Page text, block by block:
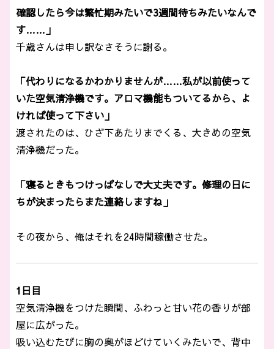
確認したら今は繁忙期みたいで3週間待ちみたいなんで
す……」
千歳さんは申し訳なさそうに謝る。
「代わりになるかわかりませんが……私が以前使って
いた空気清浄機です。アロマ機能もついてるから、よ
ければ使って下さい」
渡されたのは、ひざ下あたりまでくる、大きめの空気
清浄機だった。
「寝るときもつけっぱなしで大丈夫です。修理の日に
ちが決まったらまた連絡しますね」
その夜から、俺はそれを24時間稼働させた。
1日目
空気清浄機をつけた瞬間、ふわっと甘い花の香りが部
屋に広がった。
吸い込むたびに胸の奥がほどけていくみたいで、背中